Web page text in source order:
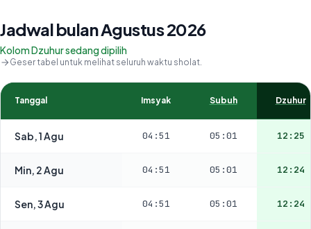
Jadwal bulan Agustus 2026
Kolom Dzuhur sedang dipilih
Geser tabel untuk melihat seluruh waktu sholat.
Tanggal Imsyak Subuh Dzuhur
Sab, 1 Agu 04:51 05:01 12:25
Min, 2 Agu 04:51 05:01 12:24
Sen, 3 Agu 04:51 05:01 12:24